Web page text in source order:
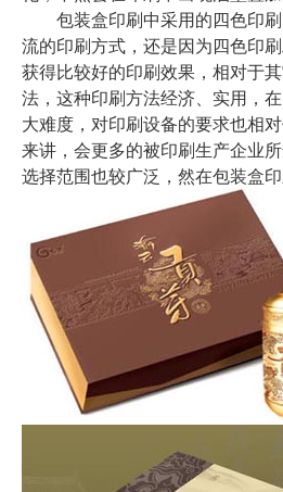
包装盒印刷中采用的四色印刷
流的印刷方式，还是因为四色印
获得比较好的印刷效果，相对于
法，这种印刷方法经济、实用，
大难度，对印刷设备的要求也相
来讲，会更多的被印刷生产企业
选择范围也较广泛，然在包装盒印